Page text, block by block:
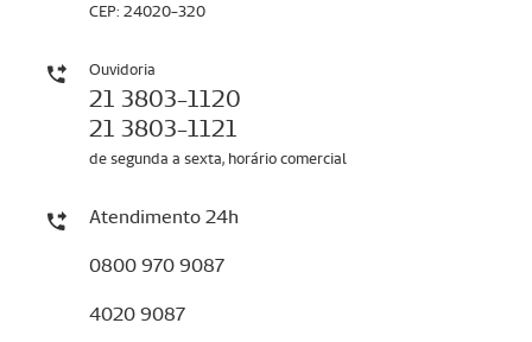
CEP: 24020-320
Ouvidoria
21 3803-1120
21 3803-1121
de segunda a sexta, horário comercial
Atendimento 24h
0800 970 9087
4020 9087